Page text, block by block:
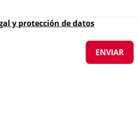
y protección de datos